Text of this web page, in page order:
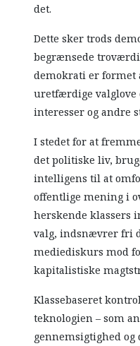
det.
Dette sker trods
begrænsede
demokrati er formet
uretfærdige valglove
interesser og andre
I stedet for at
det politiske liv,
intelligens til at
offentlige mening i
herskende klassers
valg, indsnævrer fri
mediediskurs mod
kapitalistiske
Klassebaseret
teknologien – som
gennemsigtighed